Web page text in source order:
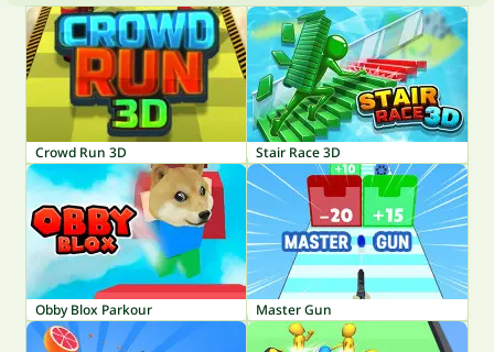
Crowd Run 3D Stair Race 3D
Obby Blox Parkour Master Gun